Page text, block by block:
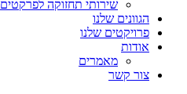
שירותי תחזוקה לפרקטים
הגוונים שלנו
פרויקטים שלנו
אודות
מאמרים
צור קשר